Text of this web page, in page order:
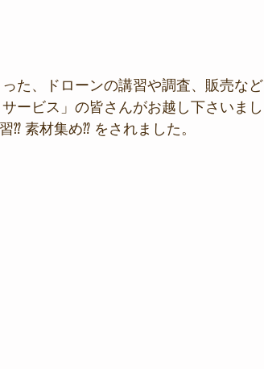
た、ドローンの講習や調査、販売など
ービス」の皆さんがお越し下さいまし
⁇ 素材集め⁇ をされました。